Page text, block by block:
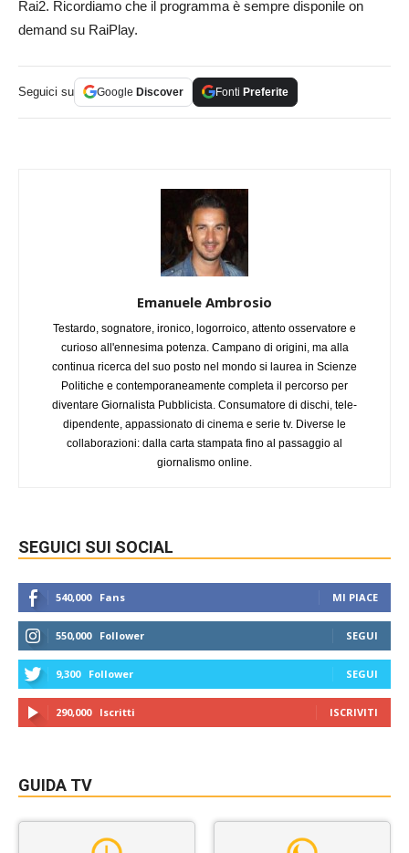
Rai2. Ricordiamo che il programma è sempre disponile on
demand su RaiPlay.
Seguici su Google Discover Fonti Preferite
Emanuele Ambrosio
Testardo, sognatore, ironico, logorroico, attento osservatore e
curioso all'ennesima potenza. Campano di origini, ma alla
continua ricerca del suo posto nel mondo si laurea in Scienze
Politiche e contemporaneamente completa il percorso per
diventare Giornalista Pubblicista. Consumatore di dischi, tele-
dipendente, appassionato di cinema e serie tv. Diverse le
collaborazioni: dalla carta stampata fino al passaggio al
giornalismo online.
SEGUICI SUI SOCIAL
540,000 Fans MI PIACE
550,000 Follower SEGUI
9,300 Follower SEGUI
290,000 Iscritti ISCRIVITI
GUIDA TV